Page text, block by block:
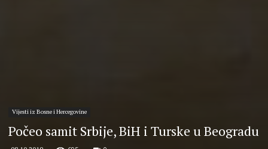
Vijesti iz Bosne i Hercegovine
Počeo samit Srbije, BiH i Turske u Beogradu